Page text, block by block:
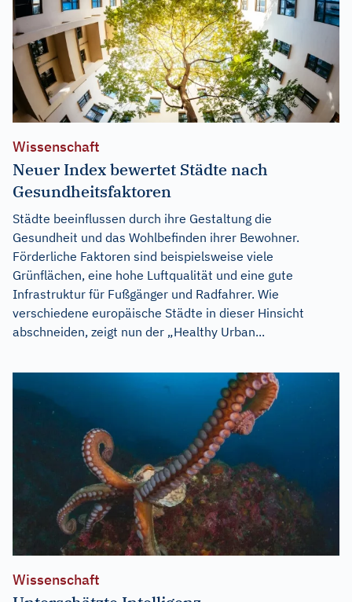
Wissenschaft
Neuer Index bewertet Städte nach
Gesundheitsfaktoren
Städte beeinflussen durch ihre Gestaltung die
Gesundheit und das Wohlbefinden ihrer Bewohner.
Förderliche Faktoren sind beispielsweise viele
Grünflächen, eine hohe Luftqualität und eine gute
Infrastruktur für Fußgänger und Radfahrer. Wie
verschiedene europäische Städte in dieser Hinsicht
abschneiden, zeigt nun der „Healthy Urban...
Wissenschaft